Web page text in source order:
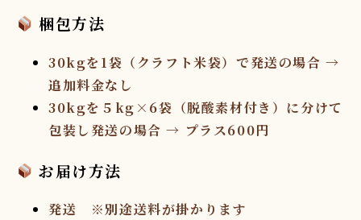
梱包方法
30kgを1袋（クラフト米袋）で発送の場合 →
追加料金なし
30kgを５kg×6袋（脱酸素材付き）に分けて
包装し発送の場合 → プラス600円
お届け方法
発送 ※別途送料が掛かります